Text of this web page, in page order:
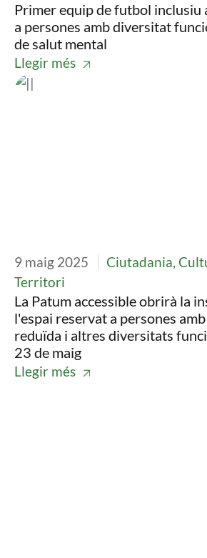
Primer equip de futbol inclusiu
a persones amb diversitat
de salut mental
Llegir més
Imatge
9 maig 2025
Ciutadania,
Territori
La Patum accessible obrirà la
l'espai reservat a persones
reduïda i altres diversitats
23 de maig
Llegir més